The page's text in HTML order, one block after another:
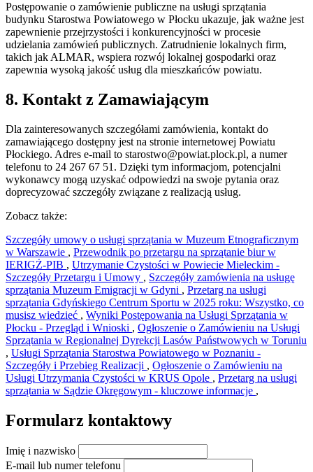
Postępowanie o zamówienie publiczne na usługi sprzątania
budynku Starostwa Powiatowego w Płocku ukazuje, jak ważne jest
zapewnienie przejrzystości i konkurencyjności w procesie
udzielania zamówień publicznych. Zatrudnienie lokalnych firm,
takich jak ALMAR, wspiera rozwój lokalnej gospodarki oraz
zapewnia wysoką jakość usług dla mieszkańców powiatu.
8. Kontakt z Zamawiającym
Dla zainteresowanych szczegółami zamówienia, kontakt do
zamawiającego dostępny jest na stronie internetowej Powiatu
Płockiego. Adres e-mail to starostwo@powiat.plock.pl, a numer
telefonu to 24 267 67 51. Dzięki tym informacjom, potencjalni
wykonawcy mogą uzyskać odpowiedzi na swoje pytania oraz
doprecyzować szczegóły związane z realizacją usług.
Zobacz także:
Szczegóły umowy o usługi sprzątania w Muzeum Etnograficznym
w Warszawie , Przewodnik po przetargu na sprzątanie biur w
IERIGŻ-PIB , Utrzymanie Czystości w Powiecie Mieleckim -
Szczegóły Przetargu i Umowy , Szczegóły zamówienia na usługę
sprzątania Muzeum Emigracji w Gdyni , Przetarg na usługi
sprzątania Gdyńskiego Centrum Sportu w 2025 roku: Wszystko, co
musisz wiedzieć , Wyniki Postępowania na Usługi Sprzątania w
Płocku - Przegląd i Wnioski , Ogłoszenie o Zamówieniu na Usługi
Sprzątania w Regionalnej Dyrekcji Lasów Państwowych w Toruniu
, Usługi Sprzątania Starostwa Powiatowego w Poznaniu -
Szczegóły i Przebieg Realizacji , Ogłoszenie o Zamówieniu na
Usługi Utrzymania Czystości w KRUS Opole , Przetarg na usługi
sprzątania w Sądzie Okręgowym - kluczowe informacje ,
Formularz kontaktowy
Imię i nazwisko
E-mail lub numer telefonu